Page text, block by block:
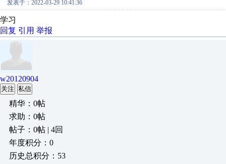
发表于：2022-03-29 10:41:36
学习
回复 引用 举报
w20120904
关注 私信
精华：0帖
求助：0帖
帖子：0帖 | 4回
年度积分：0
历史总积分：53